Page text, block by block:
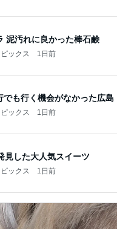
泥汚れに良かった棒石鹸
ックス 1日前
でも行く機会がなかった広島
ックス 1日前
見した大人気スイーツ
ックス 1日前